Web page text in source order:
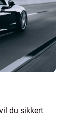
du sikkert